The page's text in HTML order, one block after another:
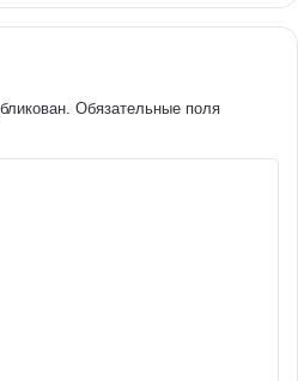
Обязательные поля